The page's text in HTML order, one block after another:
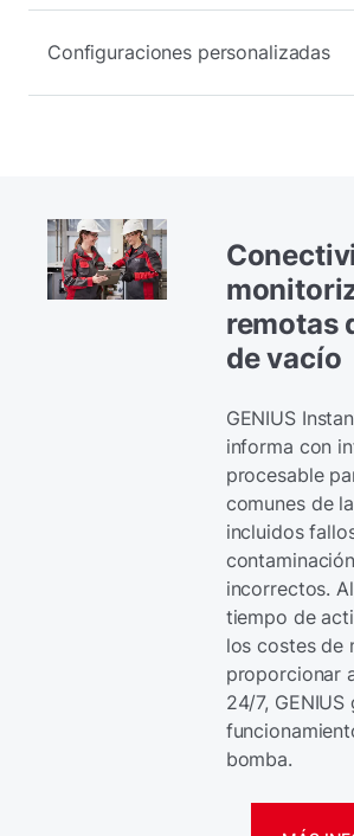
Configuraciones personalizadas
remotas
de vacío
GENIUS
informa con
procesable
comunes de
incluidos
incorrectos.
tiempo de
los costes de
proporcionar
24/7,
bomba.